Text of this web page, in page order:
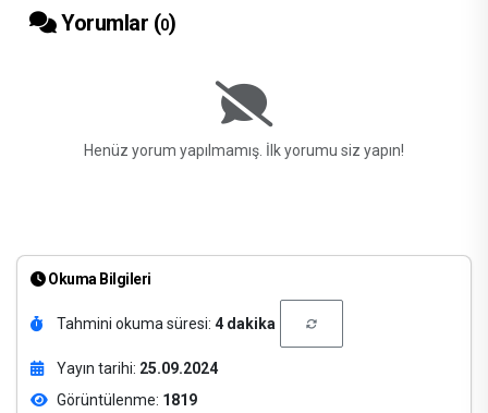
Okuma Bilgileri
Tahmini okuma süresi: 4 dakika
Yayın tarihi: 25.09.2024
Görüntülenme: 1819
Yorumlar (0)
Henüz yorum yapılmamış. İlk yorumu siz yapın!